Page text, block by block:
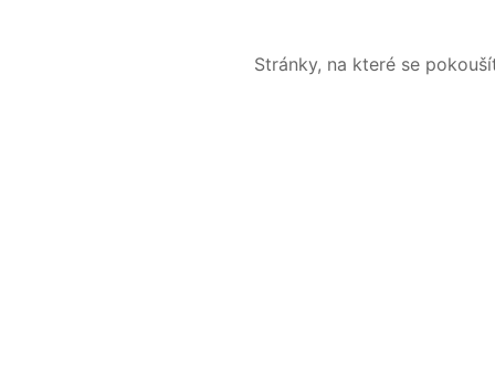
Stránky, na které se